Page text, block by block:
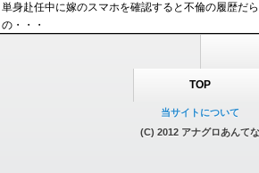
単身赴任中に嫁のスマホを確認すると不倫の履歴だ
の・・・
TOP
当サイトについて
(C) 2012 アナグロあんてな